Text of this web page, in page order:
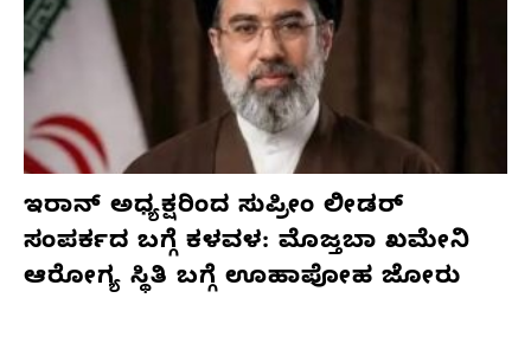
ಇರಾನ್ ಅಧ್ಯಕ್ಷರಿಂದ ಸುಪ್ರೀಂ ಲೀಡರ್
ಸಂಪರ್ಕದ ಬಗ್ಗೆ ಕಳವಳ: ಮೊಜ್ತಬಾ ಖಮೇನಿ
ಆರೋಗ್ಯ ಸ್ಥಿತಿ ಬಗ್ಗೆ ಊಹಾಪೋಹ ಜೋರು